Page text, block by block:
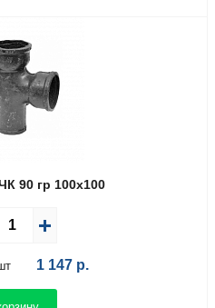
90 гр 100х100
1 147 р.